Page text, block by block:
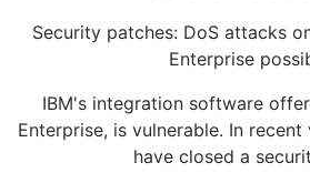
Security patches: DoS attacks
Enterprise
IBM's integration software
Enterprise, is vulnerable. In
have closed a